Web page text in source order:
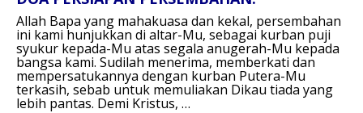
Allah Bapa yang mahakuasa dan kekal, persembahan
ini kami hunjukkan di altar-Mu, sebagai kurban puji
syukur kepada-Mu atas segala anugerah-Mu kepada
bangsa kami. Sudilah menerima, memberkati dan
mempersatukannya dengan kurban Putera-Mu
terkasih, sebab untuk memuliakan Dikau tiada yang
lebih pantas. Demi Kristus, …